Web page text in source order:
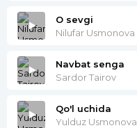
O sevgi
Nilufar Usmonova
Navbat senga
Sardor Tairov
Qo'l uchida
Yulduz Usmonova